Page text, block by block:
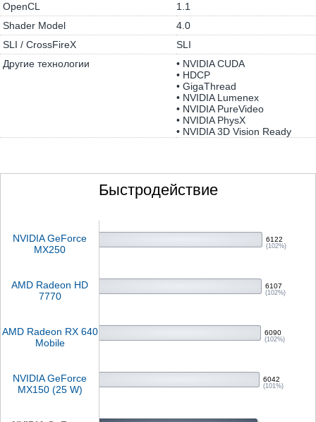
OpenCL
1.1
Shader Model
4.0
SLI / CrossFireX
SLI
Другие технологии
• NVIDIA CUDA
• HDCP
• GigaThread
• NVIDIA Lumenex
• NVIDIA PureVideo
• NVIDIA PhysX
• NVIDIA 3D Vision Ready
Быстродействие
NVIDIA GeForce
MX250
6122
(102%)
AMD Radeon HD
7770
6107
(102%)
AMD Radeon RX 640
Mobile
6090
(102%)
NVIDIA GeForce
MX150 (25 W)
6042
(101%)